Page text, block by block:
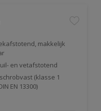
makkelijk
en vetafstotend
(klasse 1
EN 13300)